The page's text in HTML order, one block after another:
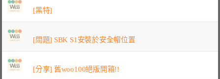
[黑特]
[問題] SBK S1安裝於安全帽位置
[分享] 舊woo100絕版開箱!!